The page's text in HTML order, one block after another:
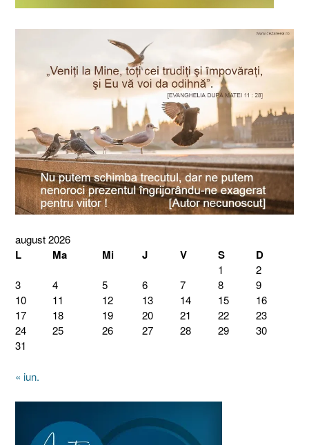
august 2026
L Ma Mi J V S D
1
2
3
4 5 6 7 8
9
10
11 12 13 14 15
16
17
18 19 20 21 22
23
24
25 26 27 28 29
30
31
« iun.